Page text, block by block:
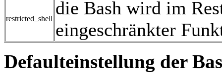
restricted_shell
die Bash wird im
eingeschränkter
Defaulteinstellung der